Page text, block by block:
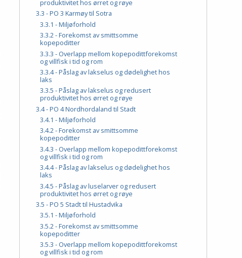
produktivitet hos ørret og røye
3.3 - PO 3 Karmøy til Sotra
3.3.1 - Miljøforhold
3.3.2 - Forekomst av smittsomme
kopepoditter
3.3.3 - Overlapp mellom kopepodittforekomst
og villfisk i tid og rom
3.3.4 - Påslag av lakselus og dødelighet hos
laks
3.3.5 - Påslag av lakselus og redusert
produktivitet hos ørret og røye
3.4 - PO 4 Nordhordaland til Stadt
3.4.1 - Miljøforhold
3.4.2 - Forekomst av smittsomme
kopepoditter
3.4.3 - Overlapp mellom kopepodittforekomst
og villfisk i tid og rom
3.4.4 - Påslag av lakselus og dødelighet hos
laks
3.4.5 - Påslag av luselarver og redusert
produktivitet hos ørret og røye
3.5 - PO 5 Stadt til Hustadvika
3.5.1 - Miljøforhold
3.5.2 - Forekomst av smittsomme
kopepoditter
3.5.3 - Overlapp mellom kopepodittforekomst
og villfisk i tid og rom